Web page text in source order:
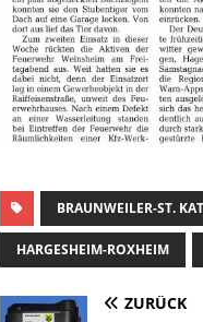
BRAUNWEILER-ST.
HARGESHEIM-ROXHEIM
ZURÜCK